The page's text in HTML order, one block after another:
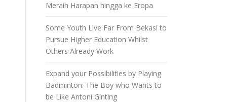
Meraih Harapan hingga ke Eropa
Some Youth Live Far From Bekasi to
Pursue Higher Education Whilst
Others Already Work
Expand your Possibilities by Playing
Badminton: The Boy who Wants to
be Like Antoni Ginting